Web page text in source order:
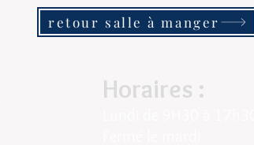
retour salle à manger
Horaires :